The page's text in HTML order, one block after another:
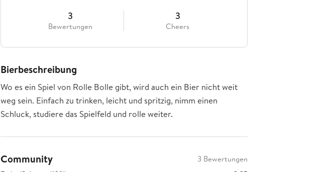
3
Bewertungen
3
Cheers
Bierbeschreibung
Wo es ein Spiel von Rolle Bolle gibt, wird auch ein Bier nicht weit
weg sein. Einfach zu trinken, leicht und spritzig, nimm einen
Schluck, studiere das Spielfeld und rolle weiter.
Community
3 Bewertungen